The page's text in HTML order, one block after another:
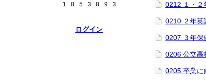
1 8 5 3 8 9 3
ログイン
0212 １・２
0210 ２年英
0207 ３年保
0206 公立高
0205 卒業に